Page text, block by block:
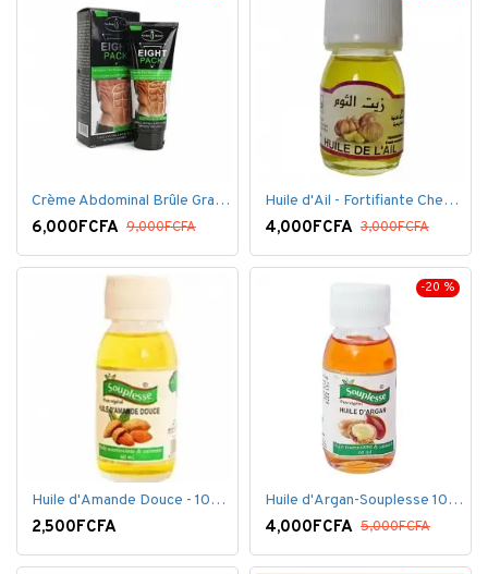
Crème Abdominal Brûle Graisse - Effet Rapide - 170grs
6,000FCFA 9,000FCFA
Huile d'Ail - Fortifiante Cheveux
4,000FCFA 3,000FCFA
Huile d'Amande Douce - 100% Bio - 60 ml
2,500FCFA
-20 %
Huile d'Argan-Souplesse 100% Bio - 60 ml
4,000FCFA 5,000FCFA